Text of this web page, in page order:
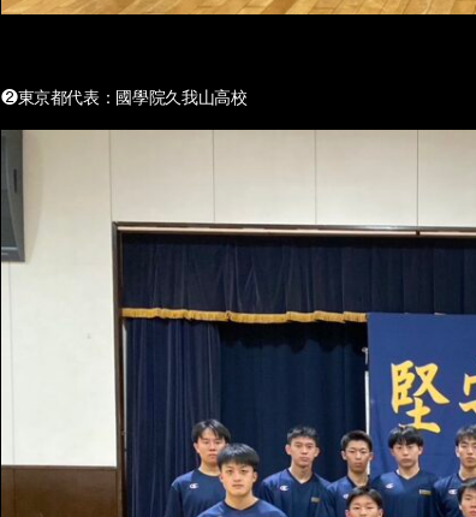
❷東京都代表：國學院久我山高校